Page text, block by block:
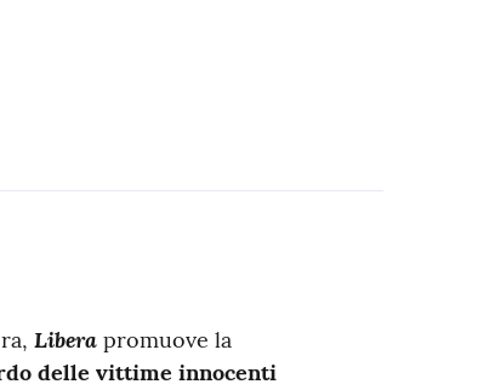
Libera promuove la
delle vittime innocenti